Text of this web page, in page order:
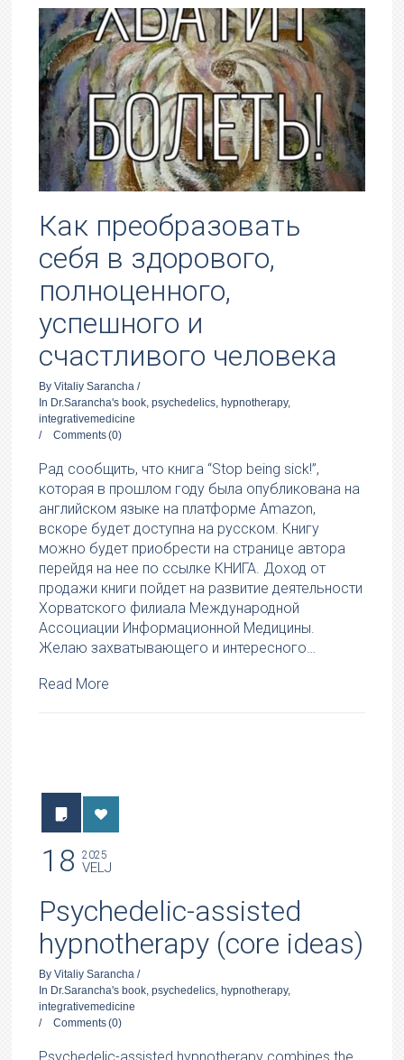
Как преобразовать
себя в здорового,
полноценного,
успешного и
счастливого человека
ByVitaliy Sarancha /
In Dr.Sarancha's book,psychedelics,hypnotherapy,
integrativemedicine
/
Comments(0)
Рад сообщить, что книга “Stop being sick!”,
которая в прошлом году была опубликована на
английском языке на платформе Amazon,
вскоре будет доступна на русском. Книгу
можно будет приобрести на странице автора
перейдя на нее по ссылке КНИГА. Доход от
продажи книги пойдет на развитие деятельности
Хорватского филиала Международной
Ассоциации Информационной Медицины.
Желаю захватывающего и интересного…
Read More
18 2025
VELJ
Psychedelic-assisted
hypnotherapy (core ideas)
ByVitaliy Sarancha /
In Dr.Sarancha's book,psychedelics,hypnotherapy,
integrativemedicine
/
Comments(0)